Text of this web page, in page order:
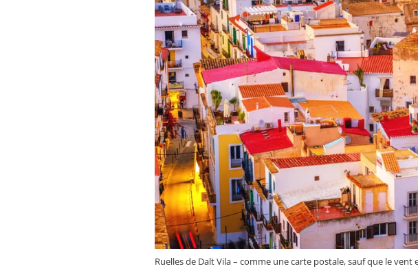
Ruelles de Dalt Vila – comme une carte postale, sauf que le vent